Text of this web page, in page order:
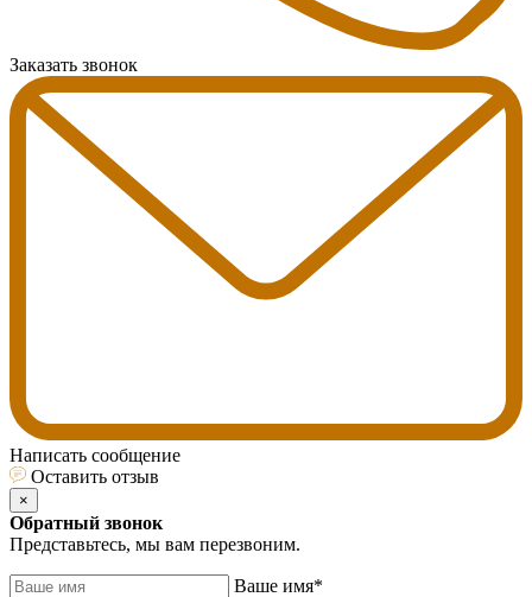
Заказать звонок
Написать сообщение
Оставить отзыв
×
Обратный звонок
Представьтесь, мы вам перезвоним.
Ваше имя*